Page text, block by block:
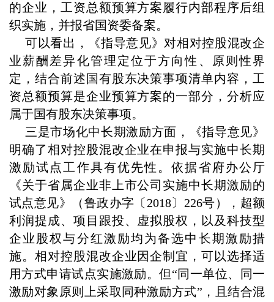
的企业，工资总额预算方案履行内部程序后组
织实施，并报省国资委备案。
可以看出，《指导意见》对相对控股混改企
业薪酬差异化管理定位于方向性、原则性界
定，结合前述国有股东决策事项清单内容，工
资总额预算是企业预算方案的一部分，分析应
属于国有股东决策事项。
三是市场化中长期激励方面，《指导意见》
明确了相对控股混改企业在申报与实施中长期
激励试点工作具有优先性。依据省府办公厅
《关于省属企业非上市公司实施中长期激励的
试点意见》（鲁政办字〔2018〕226号），超额
利润提成、项目跟投、虚拟股权，以及科技型
企业股权与分红激励均为备选中长期激励措
施。相对控股混改企业因企制宜，可以选择适
用方式申请试点实施激励。但“同一单位、同一
激励对象原则上采取同种激励方式”，且结合混